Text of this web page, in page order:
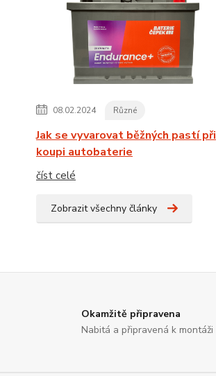
08.02.2024 Různé
Jak se vyvarovat běžných pastí při
koupi autobaterie
číst celé
Zobrazit všechny články
Okamžitě připravena
Nabitá a připravená k montáži